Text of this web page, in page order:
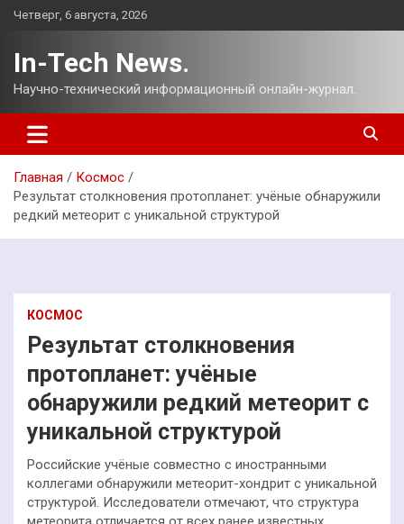
Перейти
Четверг, 6 августа, 2026
In-Tech News.
Научно-технический информационный онлайн-журнал.
Главная
Космос
Результат столкновения протопланет: учёные обнаружили
редкий метеорит с уникальной структурой
КОСМОС
Результат столкновения
протопланет: учёные
обнаружили редкий метеорит с
уникальной структурой
Российские учёные совместно с иностранными
коллегами обнаружили метеорит-хондрит с уникальной
структурой. Исследователи отмечают, что структура